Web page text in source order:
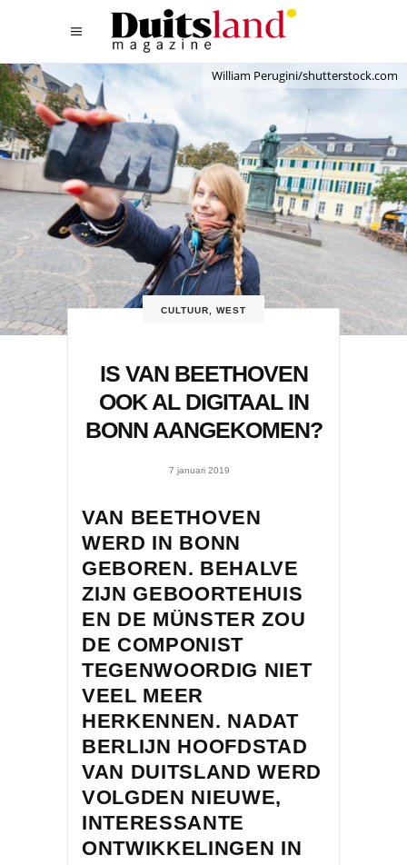
William Perugini/shutterstock.com
CULTUUR WEST
IS VAN BEETHOVEN
OOK AL DIGITAAL IN
BONN AANGEKOMEN?
7 januari 2019
VAN BEETHOVEN
WERD IN BONN
GEBOREN. BEHALVE
ZIJN GEBOORTEHUIS
EN DE MÜNSTER ZOU
DE COMPONIST
TEGENWOORDIG NIET
VEEL MEER
HERKENNEN. NADAT
BERLIJN HOOFDSTAD
VAN DUITSLAND WERD
VOLGDEN NIEUWE,
INTERESSANTE
ONTWIKKELINGEN IN